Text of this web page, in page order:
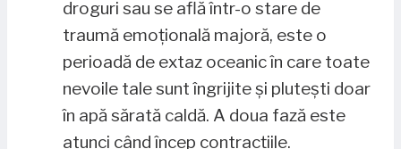
droguri sau se află într-o stare de
traumă emoțională majoră, este o
perioadă de extaz oceanic în care toate
nevoile tale sunt îngrijite și plutești doar
în apă sărată caldă. A doua fază este
atunci când încep contracțiile.